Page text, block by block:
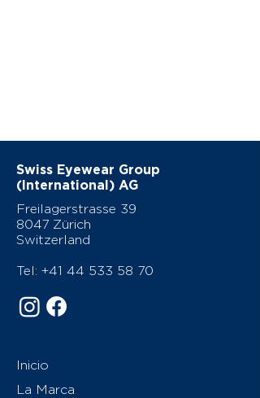
Swiss Eyewear Group
(International) AG
Freilagerstrasse 39
8047 Zürich
Switzerland
Tel: +41 44 533 58 70
Inicio
La Marca